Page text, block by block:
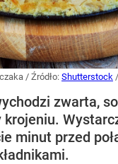
/ Źródło: Shutterstock /
zwarta,
krojeniu.
minut przed